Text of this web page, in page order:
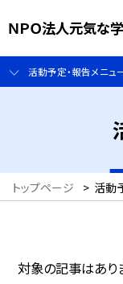
ＮＰＯ法人元気な
活動予定・報告メニュ
トップページ > 活動
対象の記事はあり